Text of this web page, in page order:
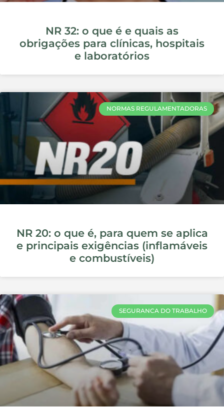
O Que Fazer em Caso de Acidente
de Trabalho: Passo a Passo
SEGURANCA DO TRABALHO
Segurança do trabalho e redução
de custos operacionais: como a
EMS otimiza processos e aumenta
a eficiência
EPIS